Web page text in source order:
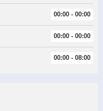
00:00 - 00:00
00:00 - 00:00
00:00 - 08:00